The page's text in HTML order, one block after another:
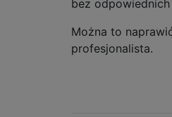
bez
Można to
profesjonalista.